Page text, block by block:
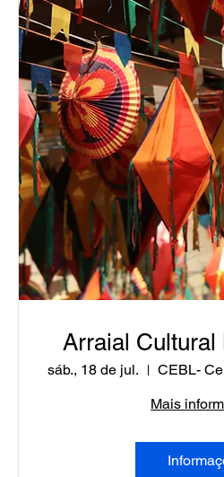
Arraial Cultural
sáb., 18 de jul.
Mais